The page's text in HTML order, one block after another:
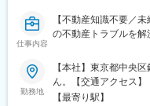
仕事内容
【不動産知識不要／
の不動産トラブルを解
勤務地
【本社】東京都中央
ん。【交通アクセス
り徒歩2分・都営地下
【最寄り駅】